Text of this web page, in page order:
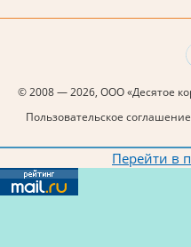
© 2008 — 2026, ООО «Десятое
Пользовательское
Перейти в